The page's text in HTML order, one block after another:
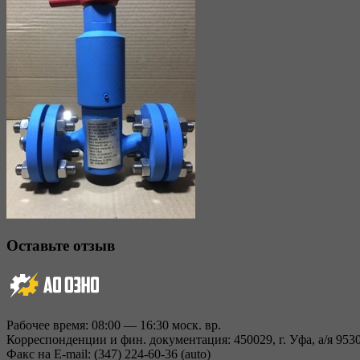
Оставьте отзыв
Рабочее время: 08:00 — 16:30 моск. вр.
Корреспонденции и фин. документация: 450029, г. Уфа, а/я
Факс на E-mail: (347) 224-60-36 (auto)